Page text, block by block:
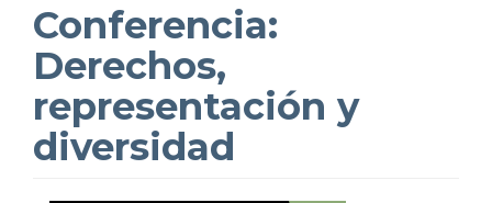
Conferencia:
Derechos,
representación y
diversidad